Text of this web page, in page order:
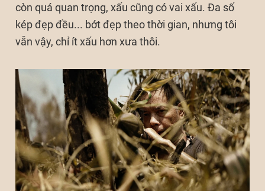
còn quá quan trọng, xấu cũng có vai xấu. Đa số
kép đẹp đều... bớt đẹp theo thời gian, nhưng tôi
vẫn vậy, chỉ ít xấu hơn xưa thôi.